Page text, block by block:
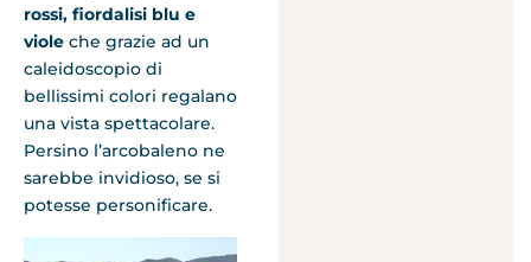
rossi, fiordalisi blu e
viole che grazie ad un
caleidoscopio di
bellissimi colori regalano
una vista spettacolare.
Persino l’arcobaleno ne
sarebbe invidioso, se si
potesse personificare.